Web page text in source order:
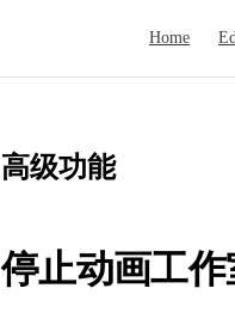
Home
高级功能
停止动画工